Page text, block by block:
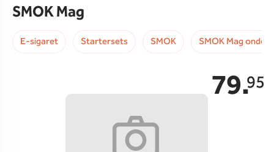
SMOK Mag
E-sigaret Startersets SMOK SMOK Mag
79.95